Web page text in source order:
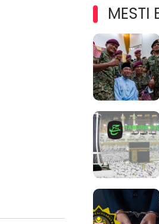
aminoVITAL® Bersama Pempengaruh
MESTI